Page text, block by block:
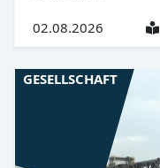
02.08.2026
GESELLSCHAFT